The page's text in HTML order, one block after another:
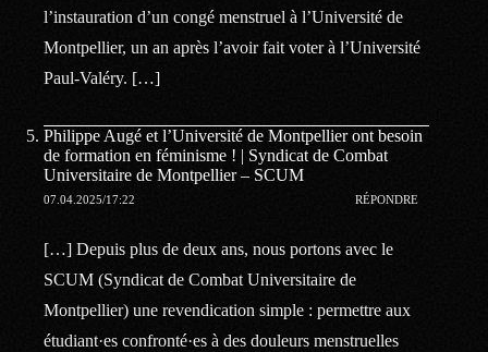
l’instauration d’un congé menstruel à l’Université de
Montpellier, un an après l’avoir fait voter à l’Université
Paul-Valéry. […]
Philippe Augé et l’Université de Montpellier ont besoin
de formation en féminisme ! | Syndicat de Combat
Universitaire de Montpellier – SCUM
07.04.2025/17:22 RÉPONDRE
[…] Depuis plus de deux ans, nous portons avec le
SCUM (Syndicat de Combat Universitaire de
Montpellier) une revendication simple : permettre aux
étudiant·es confronté·es à des douleurs menstruelles